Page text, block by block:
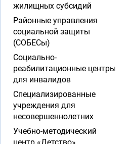
жилищных субсидий
Районные управления
социальной защиты
(СОБЕСы)
Социально-
реабилитационные центры
для инвалидов
Специализированные
учреждения для
несовершеннолетних
Учебно-методический